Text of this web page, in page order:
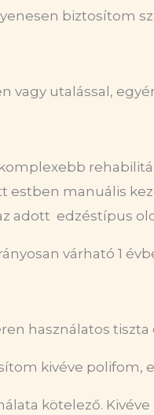
biztosítom
vagy utalással,
manuális
adott edzéstípus
várható 1
használatos
kivéve polifom,
kötelező.